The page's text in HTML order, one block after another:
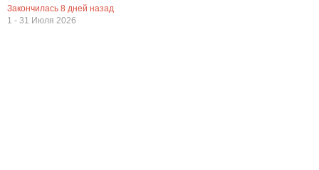
Закончилась 8 дней назад
1 - 31 Июля 2026